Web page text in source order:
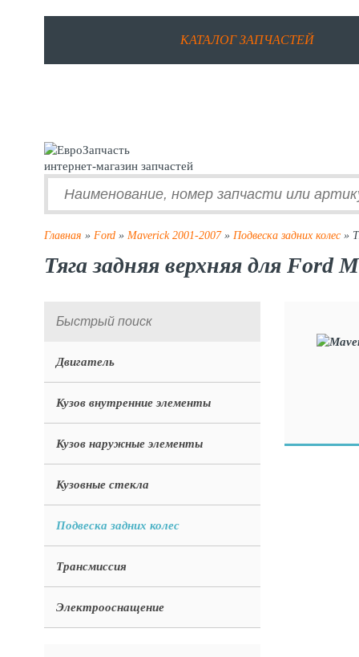
КАТАЛОГ ЗАПЧАСТЕЙ
интернет-магазин запчастей
Главная » Ford » Maverick 2001-2007» Подвеска задних колес »
Тяга задняя верхняя для Ford
Двигатель
Кузов внутренние элементы
Кузов наружные элементы
Кузовные стекла
Подвеска задних колес
Трансмиссия
Электрооснащение